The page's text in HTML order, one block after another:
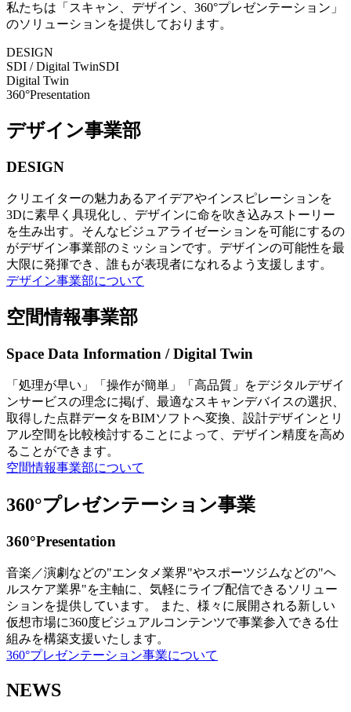
私たちは「スキャン、デザイン、360°プレゼンテーション」
のソリューションを提供しております。
DESIGN
SDI / Digital TwinSDI
Digital Twin
360°Presentation
デザイン事業部
DESIGN
クリエイターの魅力あるアイデアやインスピレーションを
3Dに素早く具現化し、デザインに命を吹き込みストーリー
を生み出す。そんなビジュアライゼーションを可能にするの
がデザイン事業部のミッションです。デザインの可能性を最
大限に発揮でき、誰もが表現者になれるよう支援します。
デザイン事業部について
空間情報事業部
Space Data Information / Digital Twin
「処理が早い」「操作が簡単」「高品質」をデジタルデザイ
ンサービスの理念に掲げ、最適なスキャンデバイスの選択、
取得した点群データをBIMソフトへ変換、設計デザインとリ
アル空間を比較検討することによって、デザイン精度を高め
ることができます。
空間情報事業部について
360°プレゼンテーション事業
360°Presentation
音楽／演劇などの"エンタメ業界"やスポーツジムなどの"ヘ
ルスケア業界"を主軸に、気軽にライブ配信できるソリュー
ションを提供しています。 また、様々に展開される新しい
仮想市場に360度ビジュアルコンテンツで事業参入できる仕
組みを構築支援いたします。
360°プレゼンテーション事業について
NEWS